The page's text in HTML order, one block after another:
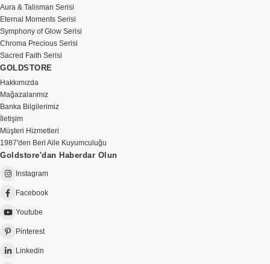
Aura & Talisman Serisi
Eternal Moments Serisi
Symphony of Glow Serisi
Chroma Precious Serisi
Sacred Faith Serisi
GOLDSTORE
Hakkımızda
Mağazalarımız
Banka Bilgilerimiz
İletişim
Müşteri Hizmetleri
1987'den Beri Aile Kuyumculuğu
Goldstore'dan Haberdar Olun
Instagram
Facebook
Youtube
Pinterest
Linkedin